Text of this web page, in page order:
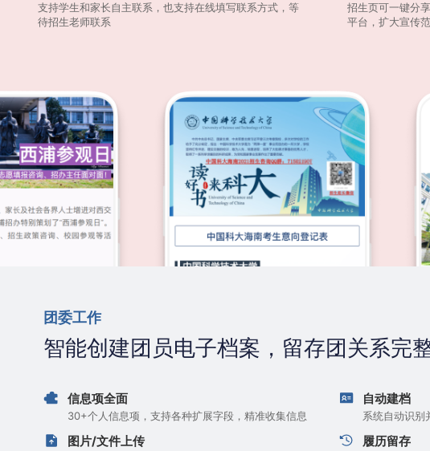
支持学生和家长自主联系，也支持在线填写联系方式，等
待招生老师联系
招生页可一键分
平台，扩大宣传
团委工作
智能创建团员电子档案，留存团关系完
信息项全面
30+个人信息项，支持各种扩展字段，精准收集信息
自动建档
系统自动识别
图片/文件上传 履历留存